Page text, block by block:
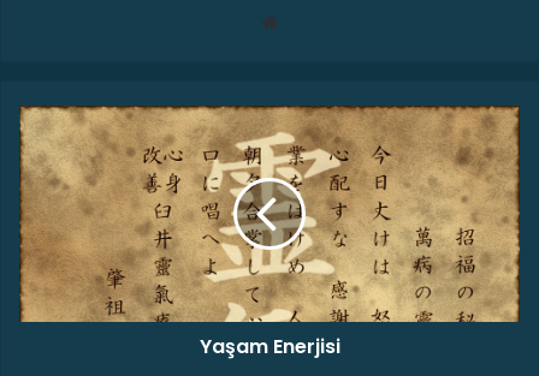
esi
Y
a
ş
a
m
E
n
e
r
Yaşam Enerjisi